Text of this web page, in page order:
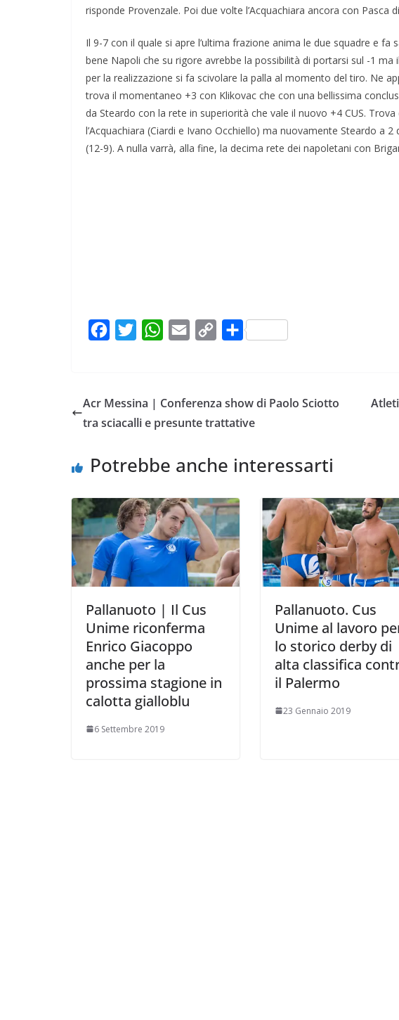
risponde Provenzale. Poi due volte l’Acquachiara ancora con Pasca
Il 9-7 con il quale si apre l’ultima frazione anima le due squadre e fa
bene Napoli che su rigore avrebbe la possibilità di portarsi sul -1
per la realizzazione si fa scivolare la palla al momento del tiro. Ne
trova il momentaneo +3 con Klikovac che con una bellissima
da Steardo con la rete in superiorità che vale il nuovo +4 CUS.
l’Acquachiara (Ciardi e Ivano Occhiello) ma nuovamente Steardo a
(12-9). A nulla varrà, alla fine, la decima rete dei napoletani con
o
t
r
W
C
Acr Messina | Conferenza show di Paolo Sciotto
tra sciacalli e presunte trattative
Potrebbe anche interessarti
Pallanuoto | Il Cus
Unime riconferma
Enrico Giacoppo
anche per la
prossima stagione in
calotta gialloblu
6 Settembre 2019
Pallanuoto. Cus
Unime al lavoro
lo storico derby di
alta classifica
il Palermo
23 Gennaio 2019